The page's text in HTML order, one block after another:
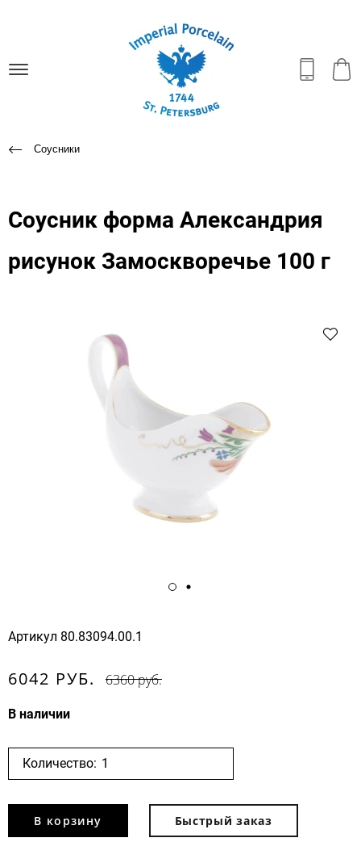
Соусники
Соусник форма Александрия
рисунок Замоскворечье 100 г
Артикул 80.83094.00.1
6042 РУБ. 6360 руб.
В наличии
Количество:
В корзину Быстрый заказ